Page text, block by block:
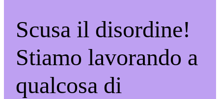
Scusa il disordine!
Stiamo lavorando a
qualcosa di